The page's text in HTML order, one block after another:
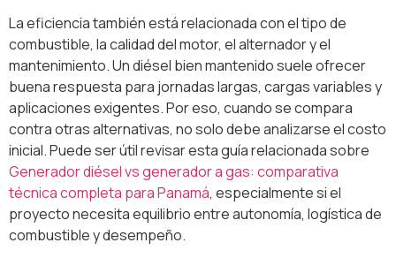
La eficiencia también está relacionada con el tipo de
combustible, la calidad del motor, el alternador y el
mantenimiento. Un diésel bien mantenido suele ofrecer
buena respuesta para jornadas largas, cargas variables y
aplicaciones exigentes. Por eso, cuando se compara
contra otras alternativas, no solo debe analizarse el costo
inicial. Puede ser útil revisar esta guía relacionada sobre
Generador diésel vs generador a gas: comparativa
técnica completa para Panamá, especialmente si el
proyecto necesita equilibrio entre autonomía, logística de
combustible y desempeño.